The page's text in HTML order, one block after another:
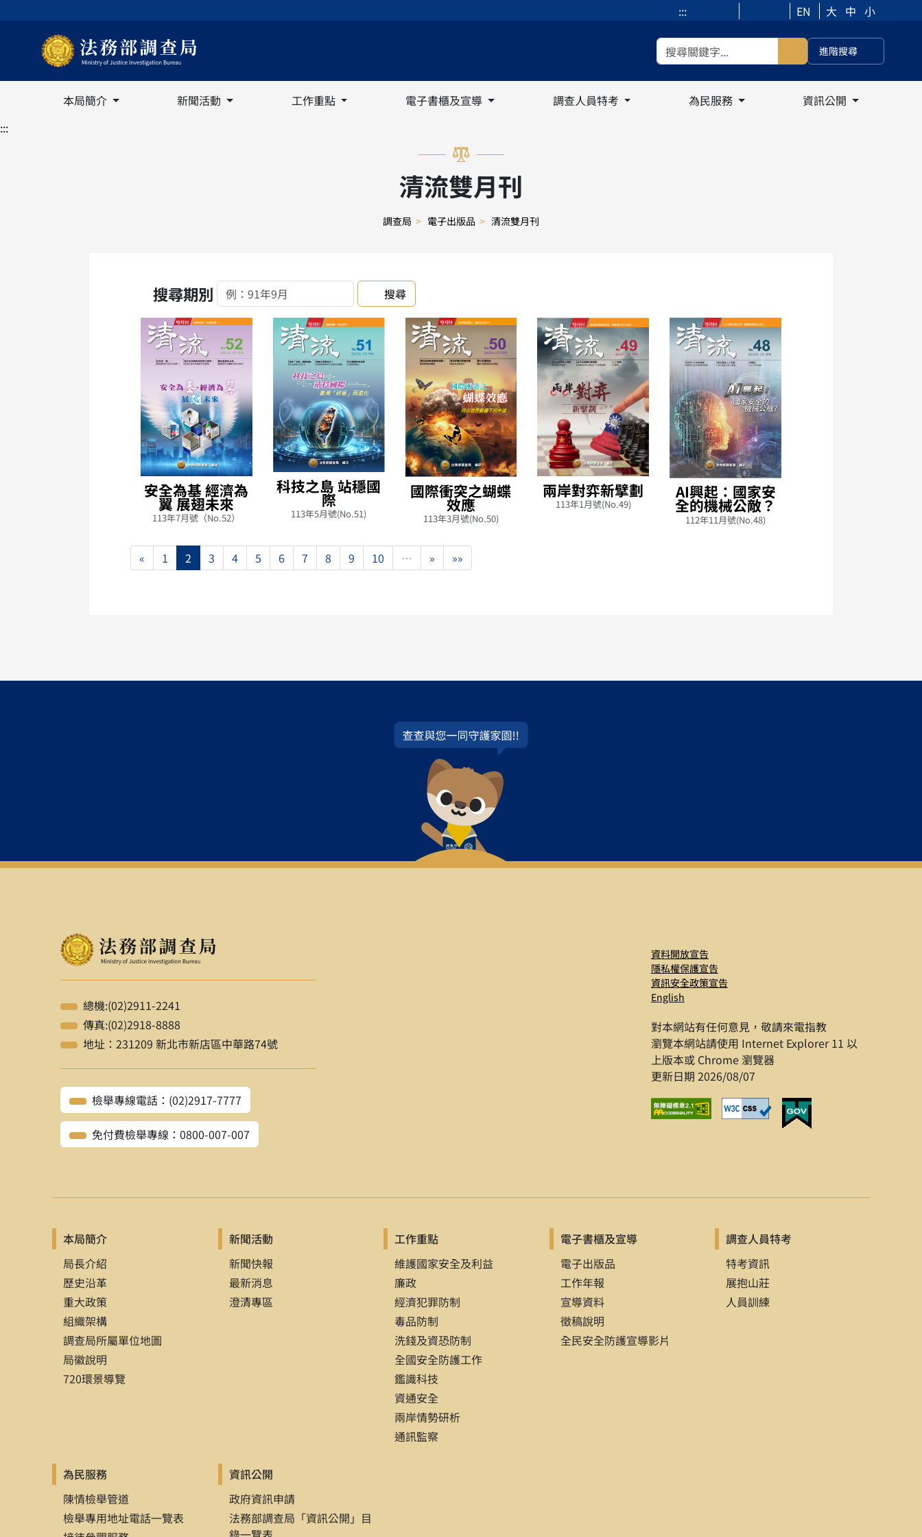
::: EN 大 中 小
進階搜尋
本局簡介 新聞活動 工作重點 電子書櫃及宣導 調查人員特考 為民服務
資訊公開
:::
清流雙月刊
調查局 > 電子出版品 > 清流雙月刊
搜尋期別 搜尋
安全為基 經濟為
翼 展翅未來
113年7月號（No.52）
科技之島 站穩國
際
113年5月號(No.51)
國際衝突之蝴蝶
效應
113年3月號(No.50)
兩岸對弈新擘劃
113年1月號(No.49)
AI興起：國家安
全的機械公敵？
112年11月號(No.48)
« 1 2 3 4 5 6 7 8 9 10 … » »»
總機:(02)2911-2241
傳真:(02)2918-8888
地址：231209 新北市新店區中華路74號
檢舉專線電話：(02)2917-7777
免付費檢舉專線：0800-007-007
資料開放宣告
隱私權保護宣告
資訊安全政策宣告
English
對本網站有任何意見，敬請來電指教
瀏覽本網站請使用 Internet Explorer 11 以
上版本或 Chrome 瀏覽器
更新日期 2026/08/07
本局簡介
局長介紹
歷史沿革
重大政策
組織架構
調查局所屬單位地圖
局徽說明
720環景導覽
新聞活動
新聞快報
最新消息
澄清專區
工作重點
維護國家安全及利益
廉政
經濟犯罪防制
毒品防制
洗錢及資恐防制
全國安全防護工作
鑑識科技
資通安全
兩岸情勢研析
通訊監察
電子書櫃及宣導
電子出版品
工作年報
宣導資料
徵稿說明
全民安全防護宣導影片
調查人員特考
特考資訊
展抱山莊
人員訓練
為民服務
陳情檢舉管道
檢舉專用地址電話一覽表
資訊公開
政府資訊申請
法務部調查局「資訊公開」目